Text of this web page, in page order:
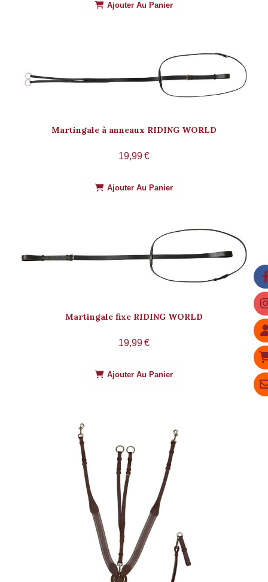
Ajouter Au Panier
Martingale à anneaux RIDING WORLD
19,99€
Ajouter Au Panier
Martingale fixe RIDING WORLD
19,99€
Ajouter Au Panier